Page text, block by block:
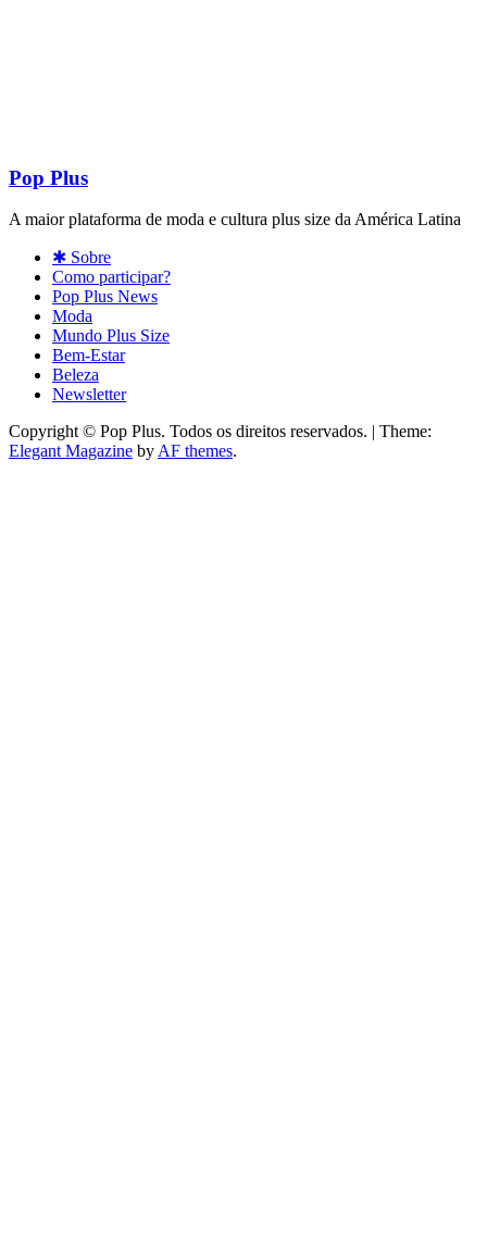
Pop Plus
A maior plataforma de moda e cultura plus size da América Latina
✱ Sobre
Como participar?
Pop Plus News
Moda
Mundo Plus Size
Bem-Estar
Beleza
Newsletter
Copyright © Pop Plus. Todos os direitos reservados. | Theme:
Elegant Magazine by AF themes.